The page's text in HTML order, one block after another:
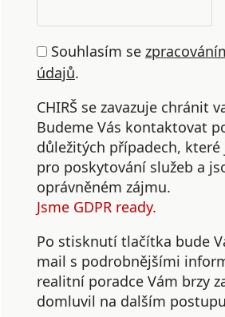
Souhlasím se
údajů.
CHIRŠ se zavazuje chránit
Budeme Vás kontaktovat
důležitých případech,
pro poskytování služeb a
oprávněném zájmu.
Jsme GDPR ready.
Po stisknutí tlačítka bude
mail s podrobnějšími
realitní poradce Vám brzy
domluvil na dalším